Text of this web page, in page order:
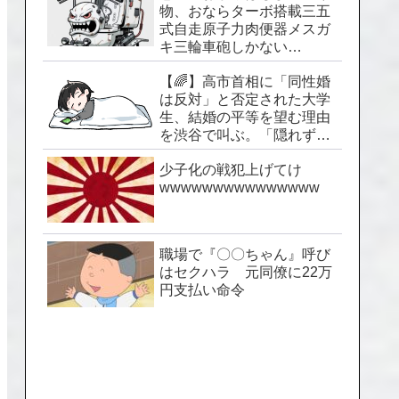
物、おならターボ搭載三五
式自走原子力肉便器メスガ
キ三輪車砲しかない…
【🌈】高市首相に「同性婚
は反対」と否定された大学
生、結婚の平等を望む理由
を渋谷で叫ぶ。「隠れずに
生きられる社会を」
少子化の戦犯上げてけ
wwwwwwwwwwwwwww
職場で『〇〇ちゃん』呼び
はセクハラ 元同僚に22万
円支払い命令